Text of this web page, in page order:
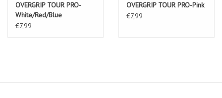
OVERGRIP TOUR PRO-
White/Red/Blue
€7,99
OVERGRIP TOUR PRO-Pink
€7,99